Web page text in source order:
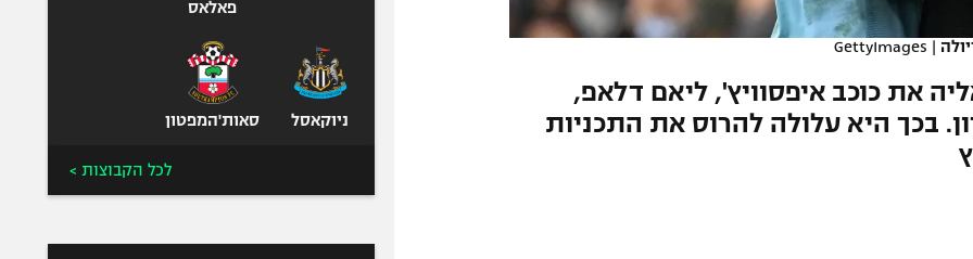
|
GettyImages
את כוכב איפסוויץ', ליאם דלאפ,
בכך היא עלולה להרוס את התכניות
פאלאס
ניוקאסל סאות'המפטון
לכל הקבוצות >